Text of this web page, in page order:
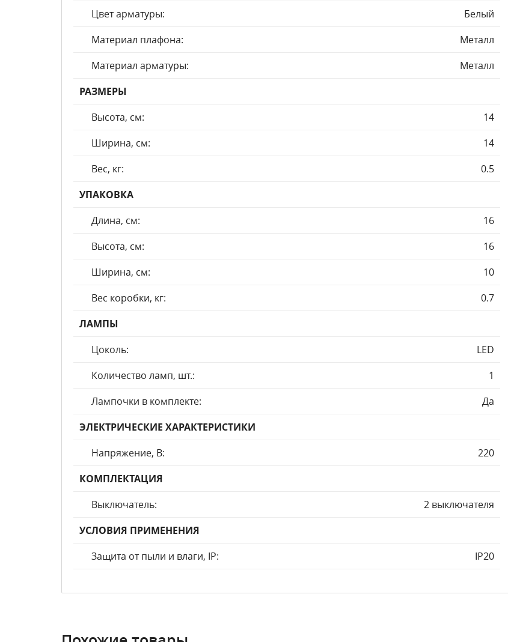
Цвет арматуры:
Белый
Материал плафона:
Металл
Материал арматуры:
Металл
РАЗМЕРЫ
Высота, см:
14
Ширина, см:
14
Вес, кг:
0.5
УПАКОВКА
Длина, см:
16
Высота, см:
16
Ширина, см:
10
Вес коробки, кг:
0.7
ЛАМПЫ
Цоколь:
LED
Количество ламп, шт.:
1
Лампочки в комплекте:
Да
ЭЛЕКТРИЧЕСКИЕ ХАРАКТЕРИСТИКИ
Напряжение, В:
220
КОМПЛЕКТАЦИЯ
Выключатель:
2 выключателя
УСЛОВИЯ ПРИМЕНЕНИЯ
Защита от пыли и влаги, IP:
IP20